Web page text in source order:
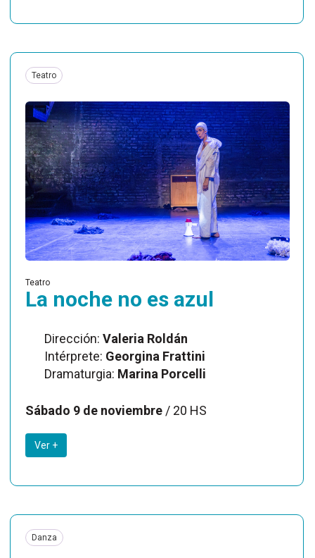
Teatro
Teatro
La noche no es azul
Dirección: Valeria Roldán
Intérprete: Georgina Frattini
Dramaturgia: Marina Porcelli
Sábado 9 de noviembre / 20 HS
Ver +
Danza